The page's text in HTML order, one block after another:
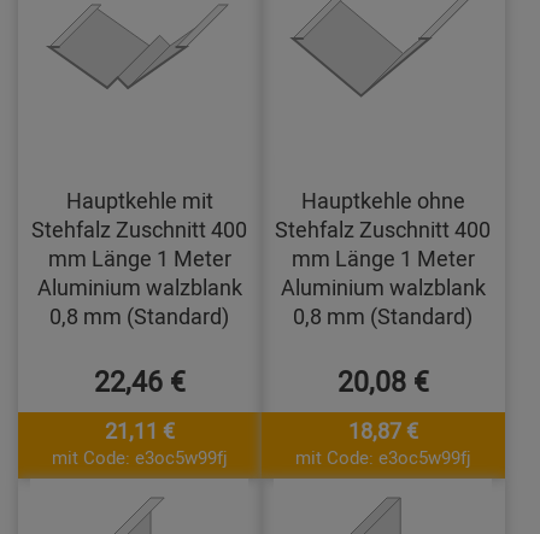
Hauptkehle mit
Stehfalz Zuschnitt 400
mm Länge 1 Meter
Aluminium walzblank
0,8 mm (Standard)
22,46 €
21,11 €
mit Code: e3oc5w99fj
Hauptkehle ohne
Stehfalz Zuschnitt 400
mm Länge 1 Meter
Aluminium walzblank
0,8 mm (Standard)
20,08 €
18,87 €
mit Code: e3oc5w99fj